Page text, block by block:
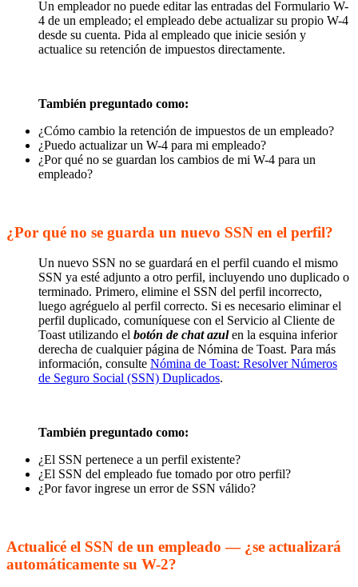
Un empleador no puede editar las entradas del Formulario W-
4 de un empleado; el empleado debe actualizar su propio W-4
desde su cuenta. Pida al empleado que inicie sesión y
actualice su retención de impuestos directamente.
También preguntado como:
¿Cómo cambio la retención de impuestos de un empleado?
¿Puedo actualizar un W-4 para mi empleado?
¿Por qué no se guardan los cambios de mi W-4 para un
empleado?
¿Por qué no se guarda un nuevo SSN en el perfil?
Un nuevo SSN no se guardará en el perfil cuando el mismo
SSN ya esté adjunto a otro perfil, incluyendo uno duplicado o
terminado. Primero, elimine el SSN del perfil incorrecto,
luego agréguelo al perfil correcto. Si es necesario eliminar el
perfil duplicado, comuníquese con el Servicio al Cliente de
Toast utilizando el botón de chat azulen la esquina inferior
derecha de cualquier página de Nómina de Toast. Para más
información, consulte Nómina de Toast: Resolver Números
de Seguro Social (SSN) Duplicados.
También preguntado como:
¿El SSN pertenece a un perfil existente?
¿El SSN del empleado fue tomado por otro perfil?
¿Por favor ingrese un error de SSN válido?
Actualicé el SSN de un empleado — ¿se actualizará
automáticamente su W-2?